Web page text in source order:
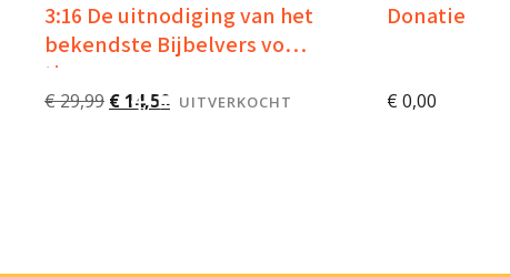
3:16 De uitnodiging van het
bekendste Bijbelvers voor
tieners
€29,99 Oorspronkelijke
€ 14,50Huidige
UITVERKOCHT
Donatie
€ 0,00